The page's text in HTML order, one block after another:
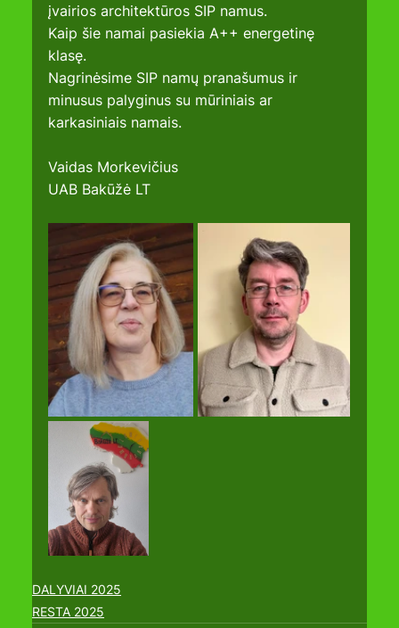
įvairios architektūros SIP namus.
Kaip šie namai pasiekia A++ energetinę
klasę.
Nagrinėsime SIP namų pranašumus ir
minusus palyginus su mūriniais ar
karkasiniais namais.
Vaidas Morkevičius
UAB Bakūžė LT
DALYVIAI 2025
RESTA 2025